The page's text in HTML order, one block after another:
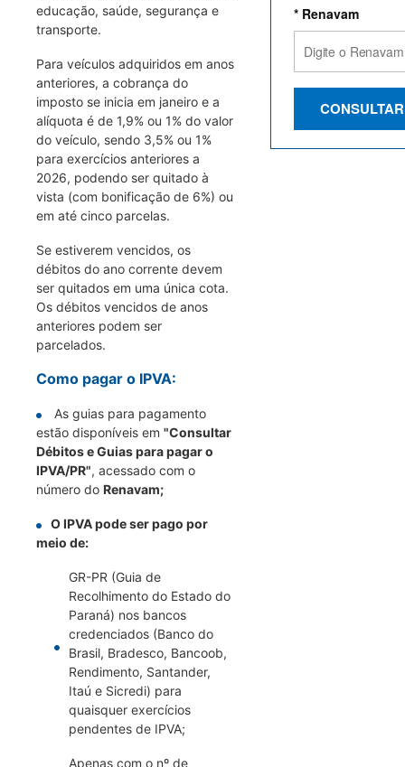
educação, saúde, segurança e
transporte.
Para veículos adquiridos em anos
anteriores, a cobrança do
imposto se inicia em janeiro e a
alíquota é de 1,9% ou 1% do valor
do veículo, sendo 3,5% ou 1%
para exercícios anteriores a
2026, podendo ser quitado à
vista (com bonificação de 6%) ou
em até cinco parcelas.
Se estiverem vencidos, os
débitos do ano corrente devem
ser quitados em uma única cota.
Os débitos vencidos de anos
anteriores podem ser
parcelados.
Como pagar o IPVA:
As guias para pagamento
estão disponíveis em "Consultar
Débitos e Guias para pagar o
IPVA/PR", acessado com o
número do Renavam;
O IPVA pode ser pago por
meio de:
GR-PR (Guia de
Recolhimento do Estado do
Paraná) nos bancos
credenciados (Banco do
Brasil, Bradesco, Bancoob,
Rendimento, Santander,
Itaú e Sicredi) para
quaisquer exercícios
pendentes de IPVA;
Apenas com o nº de
* Renavam
CONSULTAR